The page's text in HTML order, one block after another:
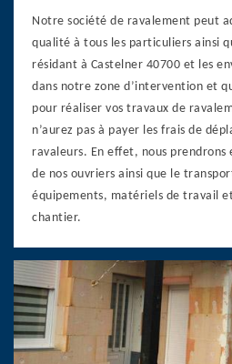
Notre société de ravalement peut
qualité à tous les particuliers ainsi
résidant à Castelner 40700 et les
dans notre zone d’intervention et
pour réaliser vos travaux de
n’aurez pas à payer les frais de
ravaleurs. En effet, nous
de nos ouvriers ainsi que le
équipements, matériels de travail
chantier.